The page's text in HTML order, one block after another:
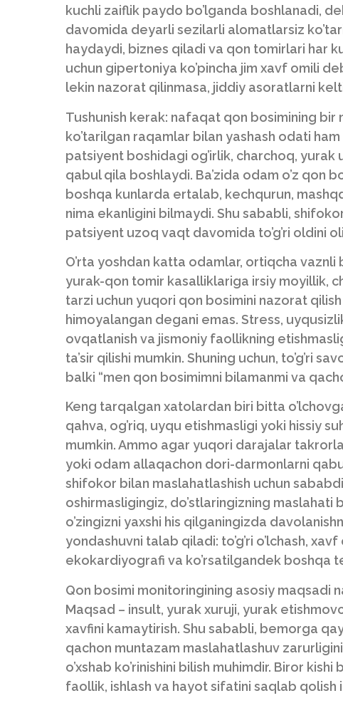
kuchli zaiflik paydo bo’lganda boshlanadi,
davomida deyarli sezilarli alomatlarsiz
haydaydi, biznes qiladi va qon tomirlari har
uchun gipertoniya ko’pincha jim xavf omili
lekin nazorat qilinmasa, jiddiy asoratlarni
Tushunish kerak: nafaqat qon bosimining bir
ko’tarilgan raqamlar bilan yashash odati
patsiyent boshidagi og’irlik, charchoq,
qabul qila boshlaydi. Ba’zida odam o’z qon
boshqa kunlarda ertalab, kechqurun,
nima ekanligini bilmaydi. Shu sababli,
patsiyent uzoq vaqt davomida to’g’ri oldini
O’rta yoshdan katta odamlar, ortiqcha
yurak-qon tomir kasalliklariga irsiy moyillik,
tarzi uchun yuqori qon bosimini nazorat
himoyalangan degani emas. Stress,
ovqatlanish va jismoniy faollikning
ta’sir qilishi mumkin. Shuning uchun, to’g’ri
balki “men qon bosimimni bilamanmi va
Keng tarqalgan xatolardan biri bitta
qahva, og’riq, uyqu etishmasligi yoki hissiy
mumkin. Ammo agar yuqori darajalar
yoki odam allaqachon dori-darmonlarni
shifokor bilan maslahatlashish uchun
oshirmasligingiz, do’stlaringizning
o’zingizni yaxshi his qilganingizda
yondashuvni talab qiladi: to’g’ri o’lchash,
ekokardiyografi va ko’rsatilgandek boshqa
Qon bosimi monitoringining asosiy maqsadi
Maqsad – insult, yurak xuruji, yurak
xavfini kamaytirish. Shu sababli, bemorga
qachon muntazam maslahatlashuv
o’xshab ko’rinishini bilish muhimdir. Biror
faollik, ishlash va hayot sifatini saqlab qolish